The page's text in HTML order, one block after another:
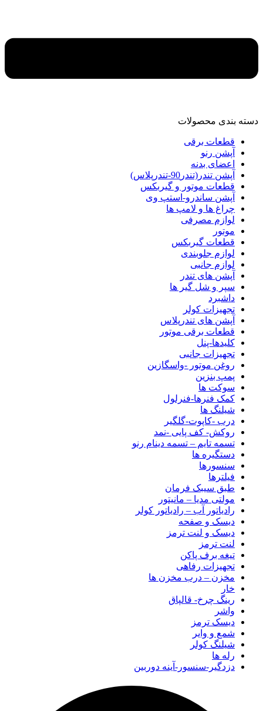
دسته‌ بندی محصولات
قطعات برقی
آپشن رنو
اعضای بدنه
آپشن تندر(تندر90-تندرپلاس)
قطعات موتور و گیربکس
آپشن ساندرو-استپ وی
چراغ ها و لامپ ها
لوازم مصرفی
موتور
قطعات گیربکس
لوازم جلوبندی
لوازم جانبی
آپشن های تندر
سپر و شل گیر ها
داشبرد
تجهیزات کولر
آپشن های تندرپلاس
قطعات برقی موتور
کلیدها-پنل
تجهیزات جانبی
روغن موتور -واسگازین
پمپ بنزین
سوکت ها
کمک فنرها-فنرلول
شیلنگ ها
درب -کاپوت-گلگیر
روکش- کف پایی -نمد
تسمه تایم – تسمه دینام رنو
دستگیره ها
سنسورها
فیلترها
طبق سیبک فرمان
مولتی مدیا – مانیتور
رادیاتور آب – رادیاتور کولر
دیسک و صفحه
دیسک و لنت ترمز
لنت ترمز
تیغه برف پاکن
تجهیزات رفاهی
مخزن – درب مخزن ها
خار
رینگ چرخ- قالپاق
واشر
دیسک ترمز
شمع و وایر
شیلنگ کولر
رله ها
دزدگیر-سنسور-آینه دوربین